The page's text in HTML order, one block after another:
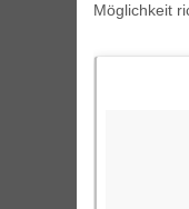
Möglichkeit